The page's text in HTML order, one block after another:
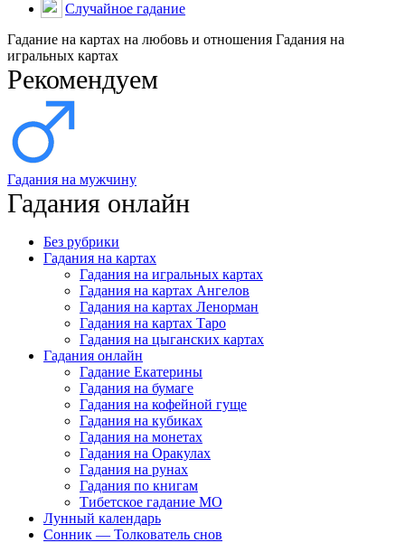
Случайное гадание
Гадание на картах на любовь и отношения Гадания на
игральных картах
Рекомендуем
Гадания на мужчину
Гадания онлайн
Без рубрики
Гадания на картах
Гадания на игральных картах
Гадания на картах Ангелов
Гадания на картах Ленорман
Гадания на картах Таро
Гадания на цыганских картах
Гадания онлайн
Гадание Екатерины
Гадания на бумаге
Гадания на кофейной гуще
Гадания на кубиках
Гадания на монетах
Гадания на Оракулах
Гадания на рунах
Гадания по книгам
Тибетское гадание МО
Лунный календарь
Сонник — Толкователь снов